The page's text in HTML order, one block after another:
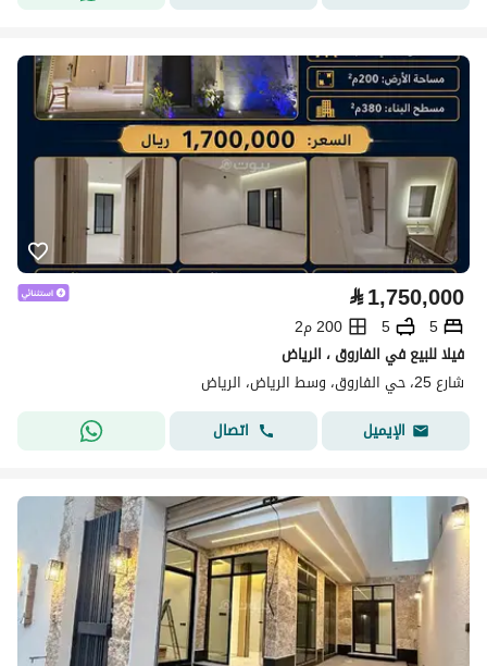
⃁1,750,000
5
5
200 م2
فيلا للبيع في الفاروق ، الرياض
شارع 25، حي الفاروق، وسط الرياض، الرياض
الإيميل
اتصال